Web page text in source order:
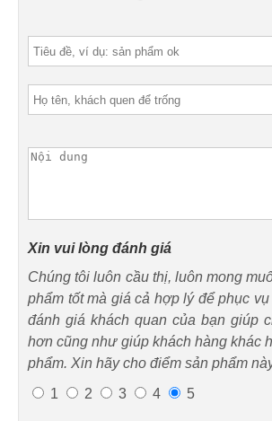
Xin vui lòng đánh giá
Chúng tôi luôn cầu thị, luôn mong
phẩm tốt mà giá cả hợp lý để phục
đánh giá khách quan của bạn giúp
hơn cũng như giúp khách hàng khác
phẩm. Xin hãy cho điểm sản phẩm
1
2 3 4 5